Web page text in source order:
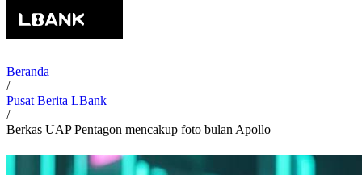
Beranda
/
Pusat Berita LBank
/
Berkas UAP Pentagon mencakup foto bulan Apollo